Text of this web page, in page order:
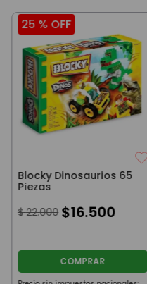
25 % OFF
Blocky Dinosaurios 65
Piezas
$ 22.000 $16.500
COMPRAR